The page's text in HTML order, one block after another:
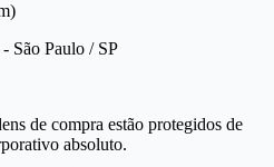
São Paulo / SP
de compra estão protegidos de
absoluto.